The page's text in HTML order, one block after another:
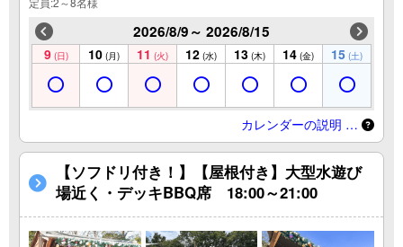
2026/8/9～ 2026/8/15
9 (日) 10 (月) 11 (火) 12 (水) 13 (木) 14 (金) 15 (土)
カレンダーの説明 …
【ソフドリ付き！】【屋根付き】大型水遊び
場近く・デッキBBQ席 18:00～21:00